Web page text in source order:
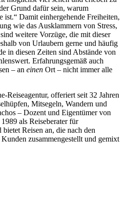
Grund dafür sein, warum
ist.“ Damit einhergehende Freiheiten,
wie das Ausklammern von Stress,
weitere Vorzüge, die mit dieser
von Urlaubern gerne und häufig
in diesen Zeiten sind Abstände von
Erfahrungsgemäß auch
– an einen Ort – nicht immer alle
Reiseagentur, offeriert seit 32 Jahren
Mitsegeln, Wandern und
– Dozent und Eigentümer von
als Reiseberater für
Reisen an, die nach den
zusammengestellt und gemixt